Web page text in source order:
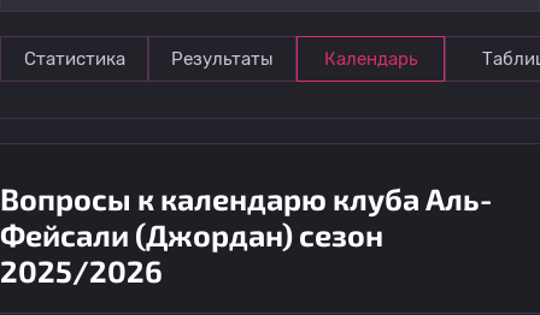
Статистика Результаты Календарь
Вопросы к календарю клуба Аль-
Фейсали (Джордан) сезон
2025/2026